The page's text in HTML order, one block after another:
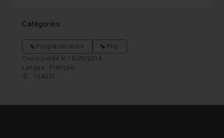
Catégories
Programmation
Php
Cours publié le 18/05/2018
Langue : Français
ID : 104331